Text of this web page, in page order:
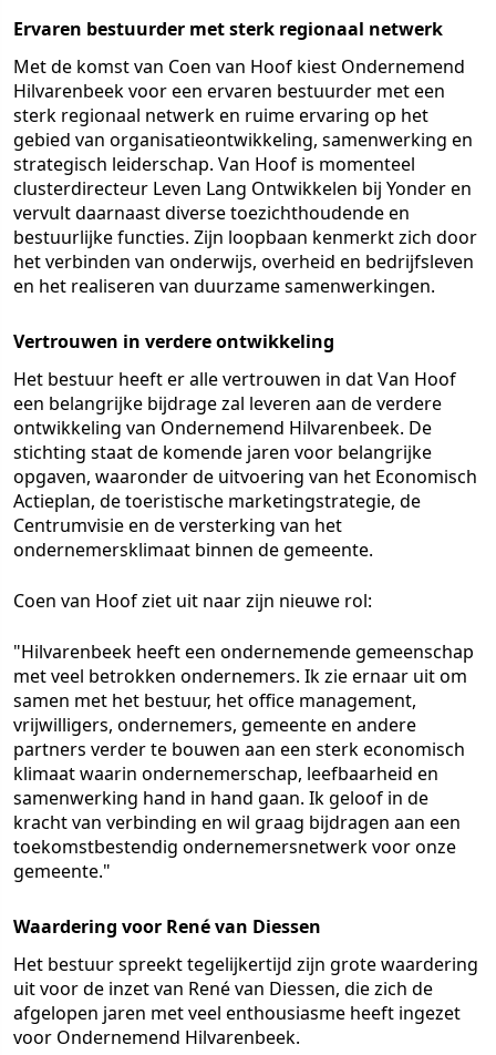
Ervaren bestuurder met sterk regionaal netwerk
Met de komst van Coen van Hoof kiest Ondernemend
Hilvarenbeek voor een ervaren bestuurder met een
sterk regionaal netwerk en ruime ervaring op het
gebied van organisatieontwikkeling, samenwerking en
strategisch leiderschap. Van Hoof is momenteel
clusterdirecteur Leven Lang Ontwikkelen bij Yonder en
vervult daarnaast diverse toezichthoudende en
bestuurlijke functies. Zijn loopbaan kenmerkt zich door
het verbinden van onderwijs, overheid en bedrijfsleven
en het realiseren van duurzame samenwerkingen.
Vertrouwen in verdere ontwikkeling
Het bestuur heeft er alle vertrouwen in dat Van Hoof
een belangrijke bijdrage zal leveren aan de verdere
ontwikkeling van Ondernemend Hilvarenbeek. De
stichting staat de komende jaren voor belangrijke
opgaven, waaronder de uitvoering van het Economisch
Actieplan, de toeristische marketingstrategie, de
Centrumvisie en de versterking van het
ondernemersklimaat binnen de gemeente.
Coen van Hoof ziet uit naar zijn nieuwe rol:
"Hilvarenbeek heeft een ondernemende gemeenschap
met veel betrokken ondernemers. Ik zie ernaar uit om
samen met het bestuur, het office management,
vrijwilligers, ondernemers, gemeente en andere
partners verder te bouwen aan een sterk economisch
klimaat waarin ondernemerschap, leefbaarheid en
samenwerking hand in hand gaan. Ik geloof in de
kracht van verbinding en wil graag bijdragen aan een
toekomstbestendig ondernemersnetwerk voor onze
gemeente."
Waardering voor René van Diessen
Het bestuur spreekt tegelijkertijd zijn grote waardering
uit voor de inzet van René van Diessen, die zich de
afgelopen jaren met veel enthousiasme heeft ingezet
voor Ondernemend Hilvarenbeek.